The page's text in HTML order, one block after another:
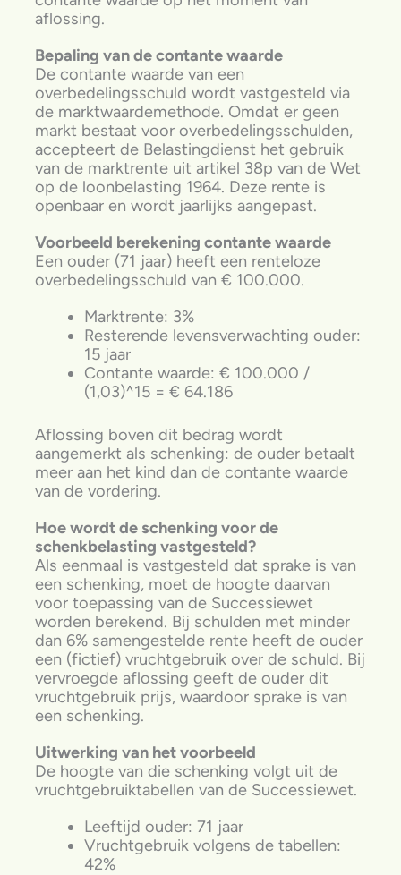
aflossing.
Bepaling van de contante waarde
De contante waarde van een
overbedelingsschuld wordt vastgesteld via
de marktwaardemethode. Omdat er geen
markt bestaat voor overbedelingsschulden,
accepteert de Belastingdienst het gebruik
van de marktrente uit artikel 38p van de Wet
op de loonbelasting 1964. Deze rente is
openbaar en wordt jaarlijks aangepast.
Voorbeeld berekening contante waarde
Een ouder (71 jaar) heeft een renteloze
overbedelingsschuld van € 100.000.
Marktrente: 3%
Resterende levensverwachting ouder:
15 jaar
Contante waarde: € 100.000 /
(1,03)^15 = € 64.186
Aflossing boven dit bedrag wordt
aangemerkt als schenking: de ouder betaalt
meer aan het kind dan de contante waarde
van de vordering.
Hoe wordt de schenking voor de
schenkbelasting vastgesteld?
Als eenmaal is vastgesteld dat sprake is van
een schenking, moet de hoogte daarvan
voor toepassing van de Successiewet
worden berekend. Bij schulden met minder
dan 6% samengestelde rente heeft de ouder
een (fictief) vruchtgebruik over de schuld. Bij
vervroegde aflossing geeft de ouder dit
vruchtgebruik prijs, waardoor sprake is van
een schenking.
Uitwerking van het voorbeeld
De hoogte van die schenking volgt uit de
vruchtgebruiktabellen van de Successiewet.
Leeftijd ouder: 71 jaar
Vruchtgebruik volgens de tabellen:
42%